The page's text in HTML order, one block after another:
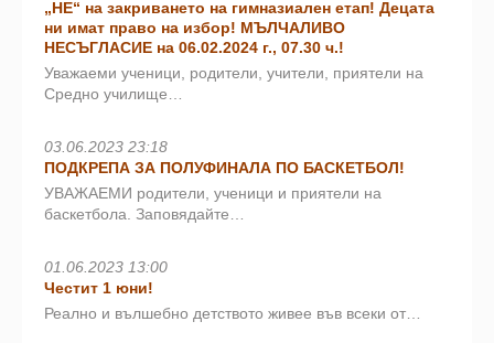
„НЕ“ на закриването на гимназиален етап! Децата
ни имат право на избор! МЪЛЧАЛИВО
НЕСЪГЛАСИЕ на 06.02.2024 г., 07.30 ч.!
Уважаеми ученици, родители, учители, приятели на
Средно училище…
03.06.2023 23:18
ПОДКРЕПА ЗА ПОЛУФИНАЛА ПО БАСКЕТБОЛ!
УВАЖАЕМИ родители, ученици и приятели на
баскетбола. Заповядайте…
01.06.2023 13:00
Честит 1 юни!
Реално и вълшебно детството живее във всеки от…